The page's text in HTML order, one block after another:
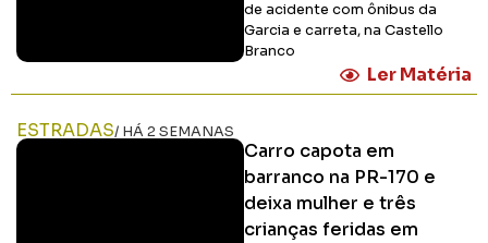
de acidente com ônibus da
Garcia e carreta, na Castello
Branco
Ler Matéria
ESTRADAS/ HÁ 2 SEMANAS
Carro capota em
barranco na PR-170 e
deixa mulher e três
crianças feridas em